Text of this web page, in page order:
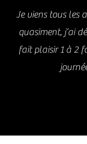
Je viens tous les
quasiment, j’ai
fait plaisir 1 à 2